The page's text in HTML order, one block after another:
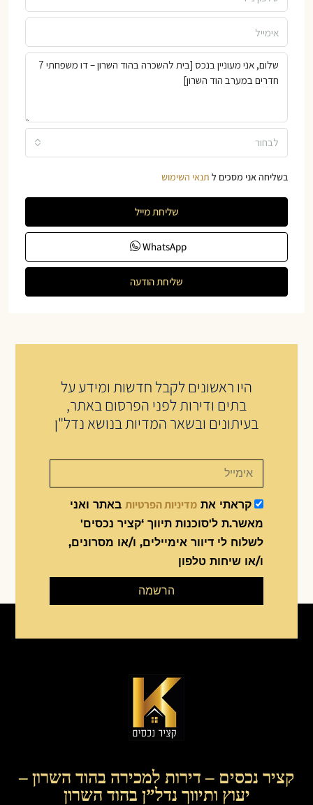
לבחור
בשליחה אני מסכים ל תנאי השימוש
שליחת מייל
WhatsApp
שליחת הודעה
היו ראשונים לקבל חדשות ומידע על
בתים ודירות לפני הפרסום באתר,
בעיתונים ובשאר המדיות בנושא נדל"ן
קראתי את מדיניות הפרטיות באתר ואני
מאשר.ת ל'סוכנות תיווך ‘קציר נכסים'
לשלוח לי דיוור אימיילים, ו/או מסרונים,
ו/או שיחות טלפון
הרשמה
קציר נכסים – דירות למכירה בהוד השרון –
יעוץ ותיווך נדל”ן בהוד השרון